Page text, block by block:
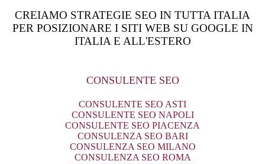
CREIAMO STRATEGIE SEO IN TUTTA ITALIA
PER POSIZIONARE I SITI WEB SU GOOGLE IN
ITALIA E ALL'ESTERO
CONSULENTE SEO
CONSULENTE SEO ASTI
CONSULENTE SEO NAPOLI
CONSULENTE SEO PIACENZA
CONSULENZA SEO BARI
CONSULENZA SEO MILANO
CONSULENZA SEO ROMA